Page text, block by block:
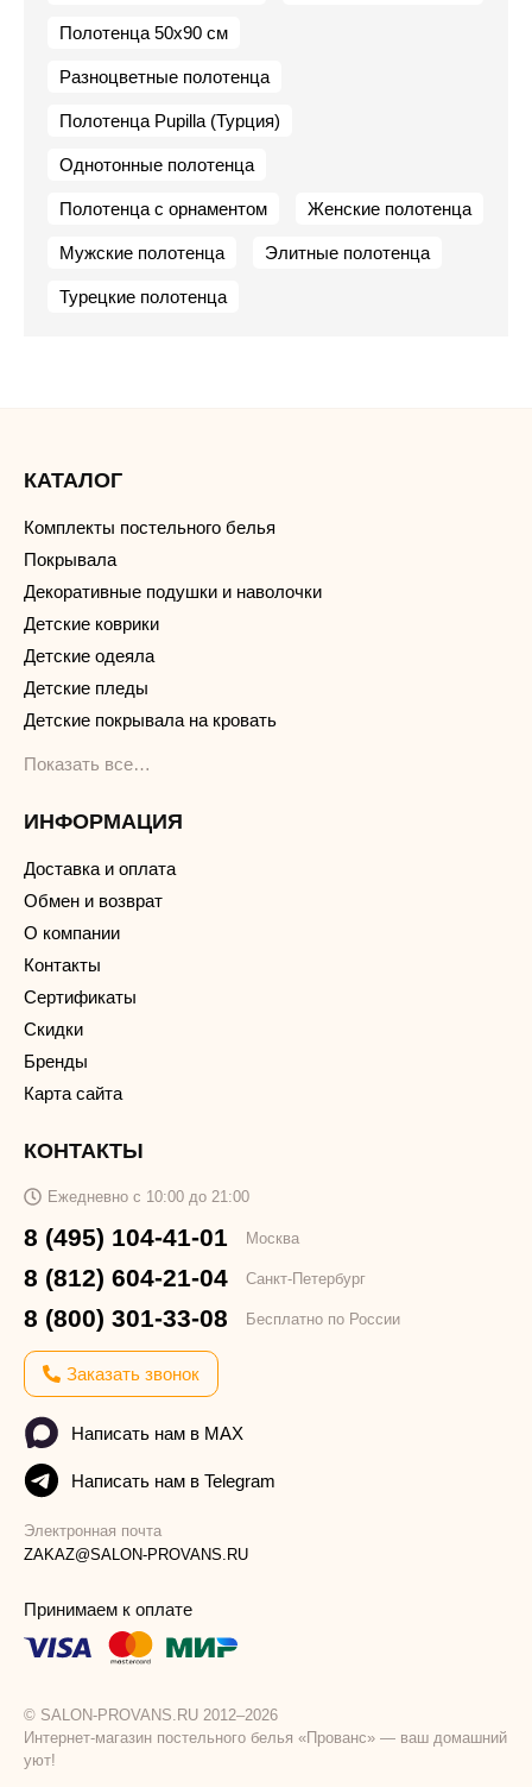
Полотенца 50х90 см
Разноцветные полотенца
Полотенца Pupilla (Турция)
Однотонные полотенца
Полотенца с орнаментом Женские полотенца
Мужские полотенца Элитные полотенца
Турецкие полотенца
КАТАЛОГ
Комплекты постельного белья
Покрывала
Декоративные подушки и наволочки
Детские коврики
Детские одеяла
Детские пледы
Детские покрывала на кровать
Показать все…
ИНФОРМАЦИЯ
Доставка и оплата
Обмен и возврат
О компании
Контакты
Сертификаты
Скидки
Бренды
Карта сайта
КОНТАКТЫ
Ежедневно с 10:00 до 21:00
8 (495) 104-41-01 Москва
8 (812) 604-21-04 Санкт-Петербург
8 (800) 301-33-08 Бесплатно по России
Заказать звонок
Написать нам в MAX
Написать нам в Telegram
Электронная почта
ZAKAZ@SALON-PROVANS.RU
Принимаем к оплате
© SALON-PROVANS.RU 2012–2026
Интернет-магазин постельного белья «Прованс» — ваш домашний
уют!